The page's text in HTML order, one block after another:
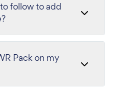
follow to add
Pack on my